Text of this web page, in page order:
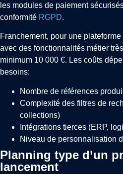
les modules de paiement
conformité RGPD.
Franchement, pour une
avec des fonctionnalités métier
minimum 10 000 €. Les coûts
besoins:
Nombre de références
Complexité des filtres de
collections)
Intégrations tierces (ERP,
Niveau de personnalisation
Planning type d’un
lancement